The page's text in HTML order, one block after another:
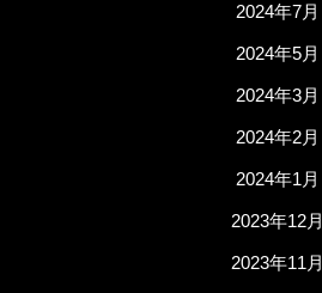
2024年7月
2024年5月
2024年3月
2024年2月
2024年1月
2023年12月
2023年11月